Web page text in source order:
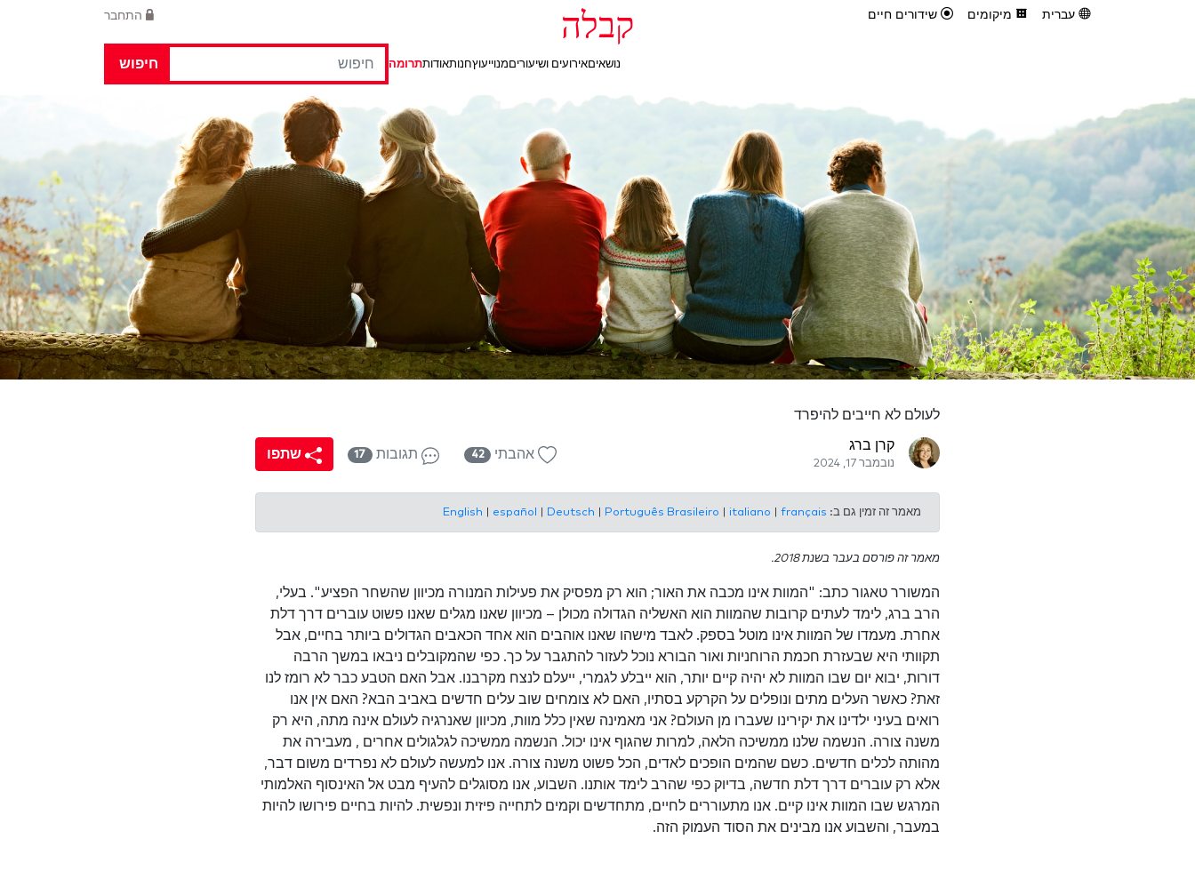
התחבר עברית מיקומים שידורים חיים קבלה
חיפוש נושאיםאירועים ושיעוריםמנוייעוץחנותאודותתרומה
לעולם לא חייבים להיפרד
קרן ברג
נובמבר 17, 2024
אהבתי 42 תגובות 17 שתפו
מאמר זה זמין גם ב: English español Deutsch Português Brasileiro italiano français
מאמר זה פורסם בעבר בשנת 2018.
המשורר טאגור כתב: "המוות אינו מכבה את האור; הוא רק מפסיק את פעילות המנורה מכיוון שהשחר הפציע". בעלי,
הרב ברג, לימד לעתים קרובות שהמוות הוא האשליה הגדולה מכולן – מכיוון שאנו מגלים שאנו פשוט עוברים דרך דלת
אחרת. מעמדו של המוות אינו מוטל בספק. לאבד מישהו שאנו אוהבים הוא אחד הכאבים הגדולים ביותר בחיים, אבל
תקוותי היא שבעזרת חכמת הרוחניות ואור הבורא נוכל לעזור להתגבר על כך. כפי שהמקובלים ניבאו במשך הרבה
דורות, יבוא יום שבו המוות לא יהיה קיים יותר, הוא ייבלע לגמרי, ייעלם לנצח מקרבנו. אבל האם הטבע כבר לא רומז לנו
זאת? כאשר העלים מתים ונופלים על הקרקע בסתיו, האם לא צומחים שוב עלים חדשים באביב הבא? האם אין אנו
רואים בעיני ילדינו את יקירינו שעברו מן העולם? אני מאמינה שאין כלל מוות, מכיוון שאנרגיה לעולם אינה מתה, היא רק
משנה צורה. הנשמה שלנו ממשיכה הלאה, למרות שהגוף אינו יכול. הנשמה ממשיכה לגלגולים אחרים , מעבירה את
מהותה לכלים חדשים. כשם שהמים הופכים לאדים, הכל פשוט משנה צורה. אנו למעשה לעולם לא נפרדים משום דבר,
אלא רק עוברים דרך דלת חדשה, בדיוק כפי שהרב לימד אותנו. השבוע, אנו מסוגלים להעיף מבט אל האינסוף האלמותי
המרגש שבו המוות אינו קיים. אנו מתעוררים לחיים, מתחדשים וקמים לתחייה פיזית ונפשית. להיות בחיים פירושו להיות
במעבר, והשבוע אנו מבינים את הסוד העמוק הזה.